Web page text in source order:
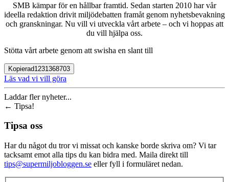
SMB kämpar för en hållbar framtid. Sedan starten 2010 har vår
ideella redaktion drivit miljödebatten framåt genom nyhetsbevakning
och granskningar. Nu vill vi utveckla vårt arbete – och vi hoppas att
du vill hjälpa oss.
Stötta vårt arbete genom att swisha en slant till
Kopierad1231368703
Läs vad vi vill göra
Laddar fler nyheter...
← Tipsa!
Tipsa oss
Har du något du tror vi missat och kanske borde skriva om? Vi tar
tacksamt emot alla tips du kan bidra med. Maila direkt till
tips@supermiljobloggen.se eller fyll i formuläret nedan.